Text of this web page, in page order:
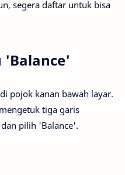
segera daftar untuk bisa
'Balance'
pojok kanan bawah layar.
tiga garis
pilih 'Balance'.